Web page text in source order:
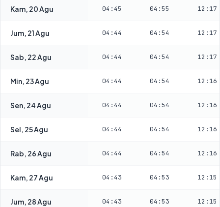
Kam, 20 Agu 04:45 04:55 12:17
Jum, 21 Agu 04:44 04:54 12:17
Sab, 22 Agu 04:44 04:54 12:17
Min, 23 Agu 04:44 04:54 12:16
Sen, 24 Agu 04:44 04:54 12:16
Sel, 25 Agu 04:44 04:54 12:16
Rab, 26 Agu 04:44 04:54 12:16
Kam, 27 Agu 04:43 04:53 12:15
Jum, 28 Agu 04:43 04:53 12:15